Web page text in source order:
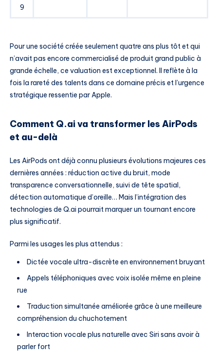
9
Pour une société créée seulement quatre ans plus tôt et qui
n’avait pas encore commercialisé de produit grand public à
grande échelle, ce valuation est exceptionnel. Il reflète à la
fois la rareté des talents dans ce domaine précis et l’urgence
stratégique ressentie par Apple.
Comment Q.ai va transformer les AirPods
et au-delà
Les AirPods ont déjà connu plusieurs évolutions majeures ces
dernières années : réduction active du bruit, mode
transparence conversationnelle, suivi de tête spatial,
détection automatique d’oreille… Mais l’intégration des
technologies de Q.ai pourrait marquer un tournant encore
plus significatif.
Parmi les usages les plus attendus :
Dictée vocale ultra-discrète en environnement bruyant
Appels téléphoniques avec voix isolée même en pleine
rue
Traduction simultanée améliorée grâce à une meilleure
compréhension du chuchotement
Interaction vocale plus naturelle avec Siri sans avoir à
parler fort